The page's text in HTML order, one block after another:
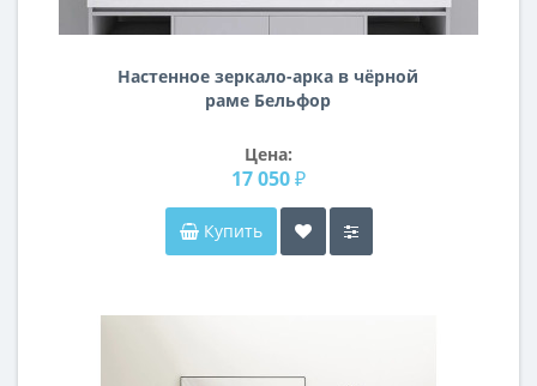
Настенное зеркало-арка в чёрной
раме Бельфор
Цена:
17 050 ₽
Купить